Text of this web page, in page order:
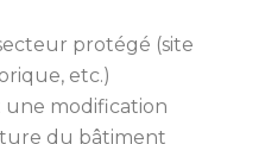
protégé (site
etc.)
une modification
du bâtiment